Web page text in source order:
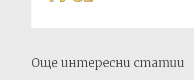
Post
navigation
Още интересни статии